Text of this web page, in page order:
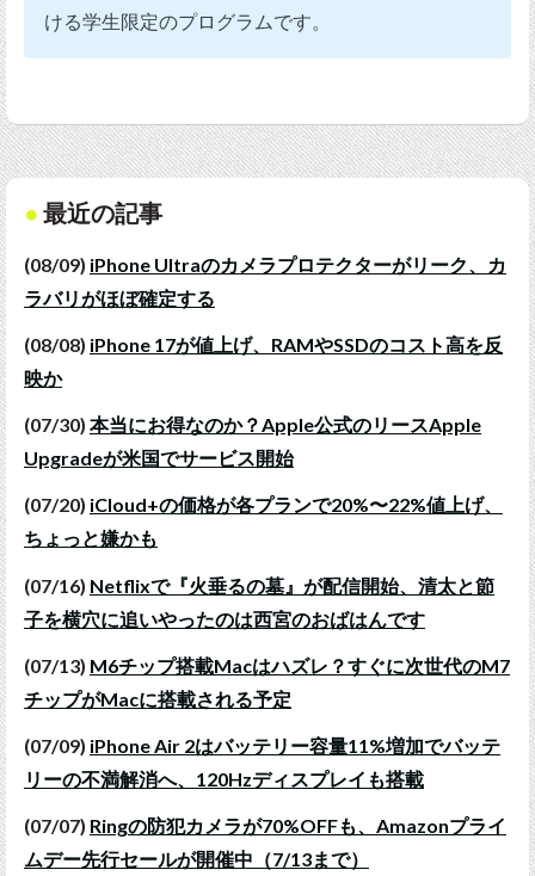
ける学生限定のプログラムです。
最近の記事
(08/09) iPhone Ultraのカメラプロテクターがリーク、カ
ラバリがほぼ確定する
(08/08) iPhone 17が値上げ、RAMやSSDのコスト高を反
映か
(07/30) 本当にお得なのか？Apple公式のリースApple
Upgradeが米国でサービス開始
(07/20) iCloud+の価格が各プランで20%〜22%値上げ、
ちょっと嫌かも
(07/16) Netflixで『火垂るの墓』が配信開始、清太と節
子を横穴に追いやったのは西宮のおばはんです
(07/13) M6チップ搭載Macはハズレ？すぐに次世代のM7
チップがMacに搭載される予定
(07/09) iPhone Air 2はバッテリー容量11%増加でバッテ
リーの不満解消へ、120Hzディスプレイも搭載
(07/07) Ringの防犯カメラが70%OFFも、Amazonプライ
ムデー先行セールが開催中（7/13まで）